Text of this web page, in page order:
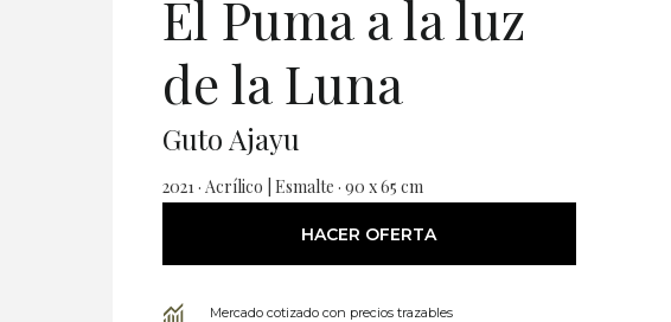
El Puma a la luz
de la Luna
Guto Ajayu
2021 · Acrílico | Esmalte · 90 x 65 cm
HACER OFERTA
Mercado cotizado con precios trazables